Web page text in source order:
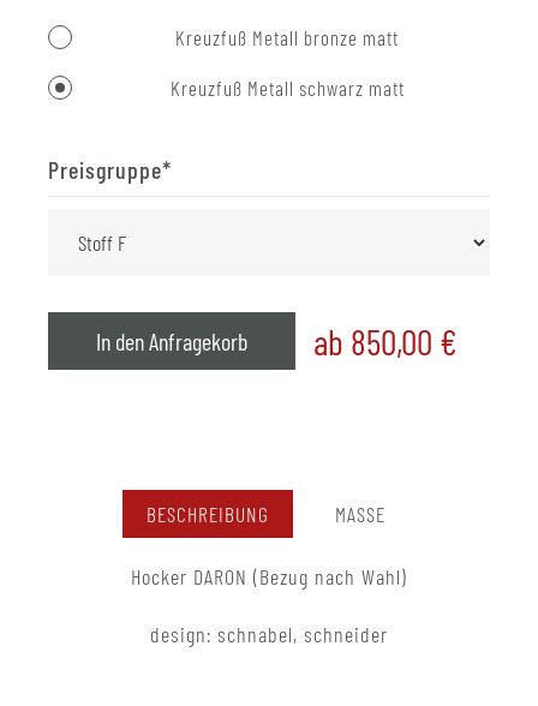
Kreuzfuß Metall bronze matt
Kreuzfuß Metall schwarz matt
Preisgruppe*
In den Anfragekorb ab 850,00 €
BESCHREIBUNG MASSE
Hocker DARON (Bezug nach Wahl)
design: schnabel, schneider